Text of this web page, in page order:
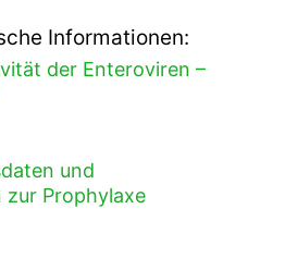
Informationen:
der Enteroviren –
und
zur Prophylaxe